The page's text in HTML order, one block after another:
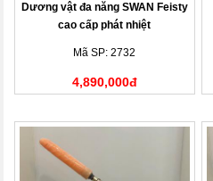
Dương vật đa năng SWAN Feisty
cao cấp phát nhiệt
Mã SP: 2732
4,890,000đ